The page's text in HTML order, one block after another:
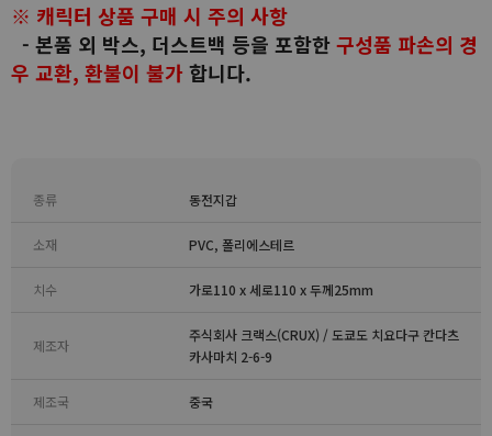
※ 캐릭터 상품 구매 시 주의 사항
- 본품 외 박스, 더스트백 등을 포함한구성품 파손의 경
우 교환, 환불이 불가 합니다.
종류 동전지갑
소재 PVC, 폴리에스테르
치수 가로110 x 세로110 x 두께25mm
제조자
주식회사 크랙스(CRUX) / 도쿄도 치요다구 칸다츠
카사마치 2-6-9
제조국 중국